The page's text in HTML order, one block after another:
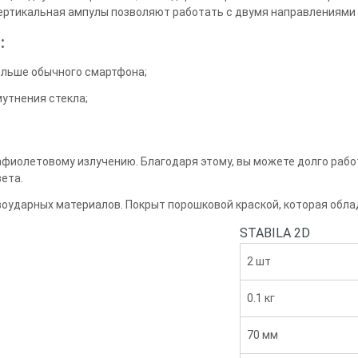
ампулы позволяют работать с двумя
обычного смартфона;
стекла;
излучению. Благодаря этому, вы можете долго
материалов. Покрыт порошковой краской, которая
STABILA 2D
2 шт
0.1 кг
70 мм